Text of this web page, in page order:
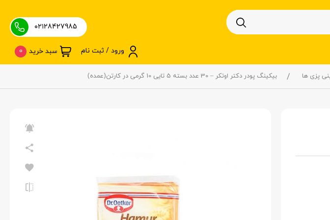
۰۲۱28427985
ورود / ثبت نام سبد خرید 0
پزی ها بیکینگ پودر دکتر اوتکر – 30 عدد بسته 5 تایی 10 گرمی در کارتن(عمده)